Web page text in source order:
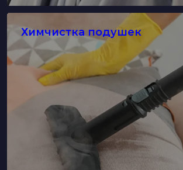
Химчистка подушек